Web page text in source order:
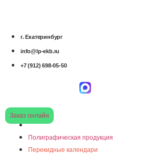
г. Екатеринбург
info@lp-ekb.ru
+7 (912) 698-05-50
Заказ онлайн
Полиграфическая продукция
Перекидные календари